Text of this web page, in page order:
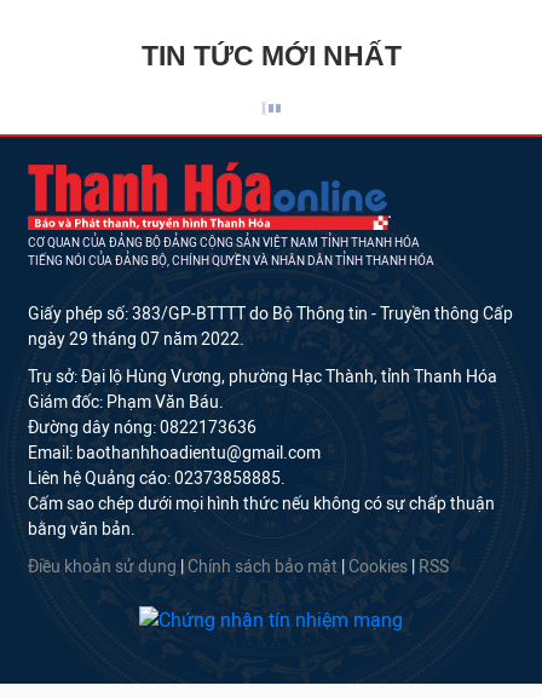
TIN TỨC MỚI NHẤT
CƠ QUAN CỦA ĐẢNG BỘ ĐẢNG CỘNG SẢN VIỆT NAM TỈNH THANH HÓA
TIẾNG NÓI CỦA ĐẢNG BỘ, CHÍNH QUYỀN VÀ NHÂN DÂN TỈNH THANH HÓA
Giấy phép số: 383/GP-BTTTT do Bộ Thông tin - Truyền thông Cấp
ngày 29 tháng 07 năm 2022.
Trụ sở: Đại lộ Hùng Vương, phường Hạc Thành, tỉnh Thanh Hóa
Giám đốc: Phạm Văn Báu.
Đường dây nóng: 0822173636
Email: baothanhhoadientu@gmail.com
Liên hệ Quảng cáo: 02373858885.
Cấm sao chép dưới mọi hình thức nếu không có sự chấp thuận
bằng văn bản.
Điều khoản sử dụng Chính sách bảo mật Cookies RSS